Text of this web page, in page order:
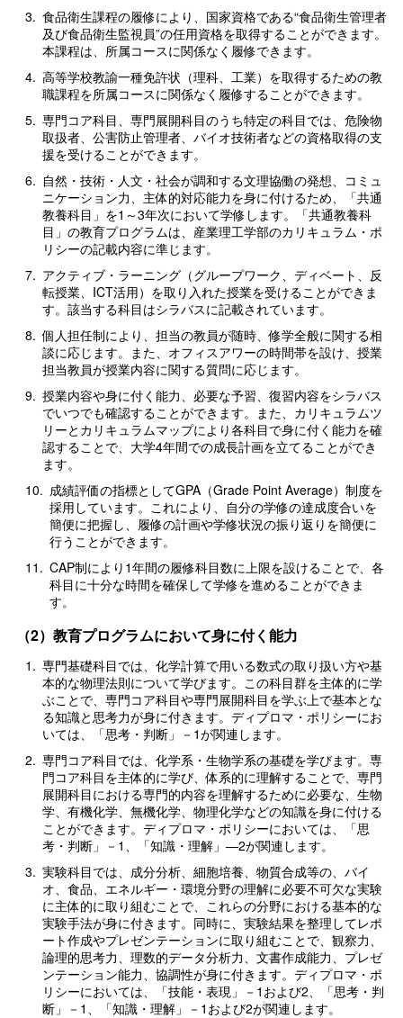
3. 食品衛生課程の履修により、国家資格である“食品衛生管理者
及び食品衛生監視員”の任用資格を取得することができます。
本課程は、所属コースに関係なく履修できます。
4. 高等学校教諭一種免許状（理科、工業）を取得するための教
職課程を所属コースに関係なく履修することができます。
5. 専門コア科目、専門展開科目のうち特定の科目では、危険物
取扱者、公害防止管理者、バイオ技術者などの資格取得の支
援を受けることができます。
6. 自然・技術・人文・社会が調和する文理協働の発想、コミュ
ニケーション力、主体的対応能力を身に付けるため、「共通
教養科目」を1～3年次において学修します。「共通教養科
目」の教育プログラムは、産業理工学部のカリキュラム・ポ
リシーの記載内容に準じます。
7. アクティブ・ラーニング（グループワーク、ディベート、反
転授業、ICT活用）を取り入れた授業を受けることができま
す。該当する科目はシラバスに記載されています。
8. 個人担任制により、担当の教員が随時、修学全般に関する相
談に応じます。また、オフィスアワーの時間帯を設け、授業
担当教員が授業内容に関する質問に応じます。
9. 授業内容や身に付く能力、必要な予習、復習内容をシラバス
でいつでも確認することができます。また、カリキュラムツ
リーとカリキュラムマップにより各科目で身に付く能力を確
認することで、大学4年間での成長計画を立てることができ
ます。
10. 成績評価の指標としてGPA（Grade Point Average）制度を
採用しています。これにより、自分の学修の達成度合いを
簡便に把握し、履修の計画や学修状況の振り返りを簡便に
行うことができます。
11. CAP制により1年間の履修科目数に上限を設けることで、各
科目に十分な時間を確保して学修を進めることができま
す。
（2）教育プログラムにおいて身に付く能力
1. 専門基礎科目では、化学計算で用いる数式の取り扱い方や基
本的な物理法則について学びます。この科目群を主体的に学
ぶことで、専門コア科目や専門展開科目を学ぶ上で基本とな
る知識と思考力が身に付きます。ディプロマ・ポリシーにお
いては、「思考・判断」－1が関連します。
2. 専門コア科目では、化学系・生物学系の基礎を学びます。専
門コア科目を主体的に学び、体系的に理解することで、専門
展開科目における専門的内容を理解するために必要な、生物
学、有機化学、無機化学、物理化学などの知識を身に付ける
ことができます。ディプロマ・ポリシーにおいては、「思
考・判断」－1、「知識・理解」―2が関連します。
3. 実験科目では、成分分析、細胞培養、物質合成等の、バイ
オ、食品、エネルギー・環境分野の理解に必要不可欠な実験
に主体的に取り組むことで、これらの分野における基本的な
実験手法が身に付きます。同時に、実験結果を整理してレポ
ート作成やプレゼンテーションに取り組むことで、観察力、
論理的思考力、理数的データ分析力、文書作成能力、プレゼ
ンテーション能力、協調性が身に付きます。ディプロマ・ポ
リシーにおいては、「技能・表現」－1および2、「思考・判
断」－1、「知識・理解」－1および2が関連します。